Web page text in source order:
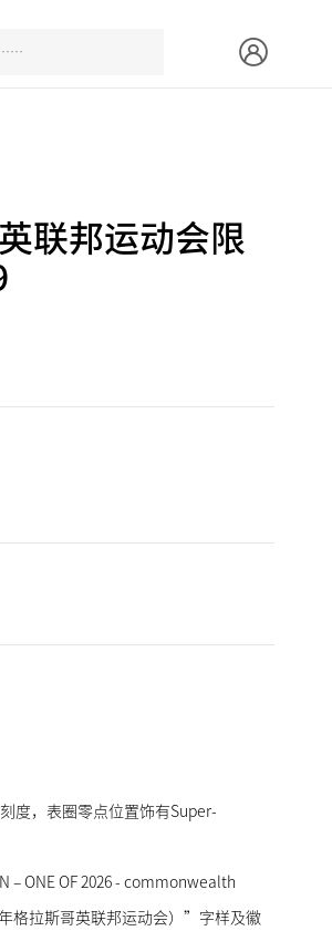
联邦运动会限
度，表圈零点位置饰有Super-
– ONE OF 2026 - commonwealth
年格拉斯哥英联邦运动会）”字样及徽